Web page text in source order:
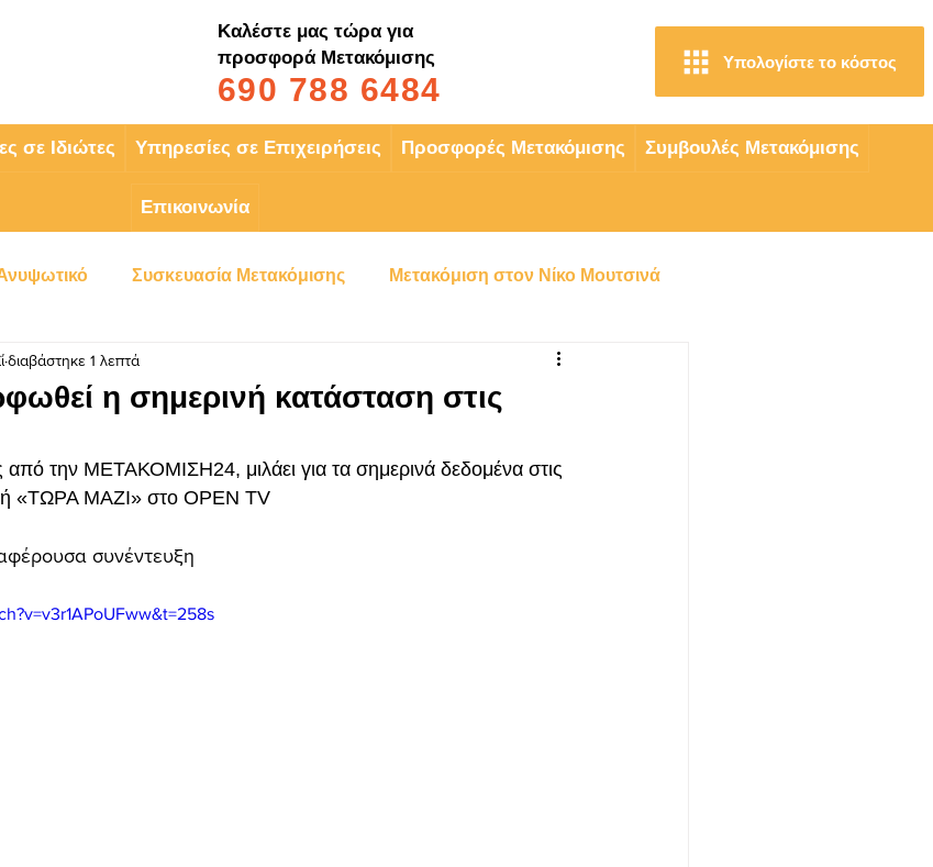
Καλέστε μας τώρα για
προσφορά Μετακόμισης
690 788 6484
Υπολογίστε το κόστος
σε Ιδιώτες Υπηρεσίες σε Επιχειρήσεις Προσφορές Μετακόμισης Συμβουλές Μετακόμισης
Επικοινωνία
Συσκευασία Μετακόμισης Μετακόμιση στον Νίκο Μουτσινά
Εταιρειών Μετακομίσεις
η σημερινή κατάσταση στις
διαβάστηκε 1 λεπτά
την ΜΕΤΑΚΟΜΙΣΗ24, μιλάει για τα σημερινά δεδομένα στις
«ΤΩΡΑ ΜΑΖΙ» στο OPEN TV
συνέντευξη